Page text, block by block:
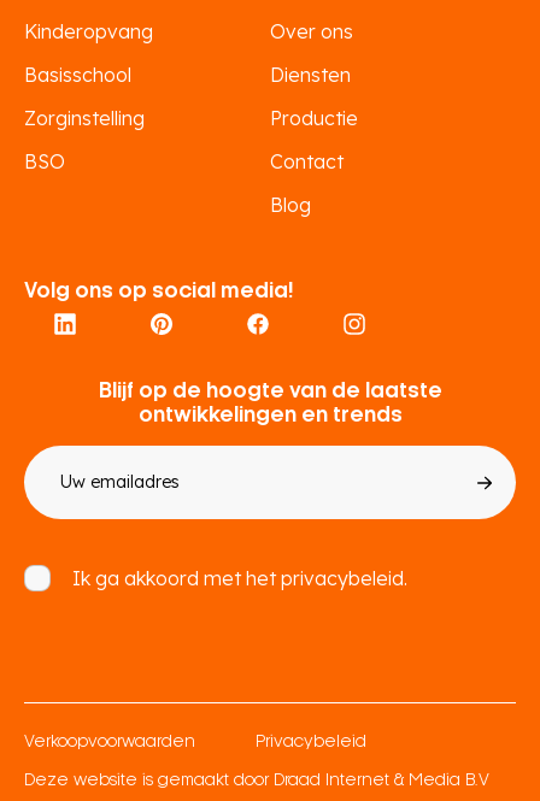
Volg ons op social media!
Kinderopvang
Basisschool
Zorginstelling
BSO
Over ons
Diensten
Productie
Contact
Blog
Blijf op de hoogte van de laatste
ontwikkelingen en trends
mailadres
Ik ga akkoord met hetprivacybeleid.
Verkoopvoorwaarden Privacybeleid
Deze website is gemaakt door Draad Internet & Media B.V